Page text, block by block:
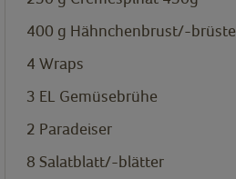
400 g Hähnchenbrust/-brüste
4 Wraps
3 EL Gemüsebrühe
2 Paradeiser
8 Salatblatt/-blätter